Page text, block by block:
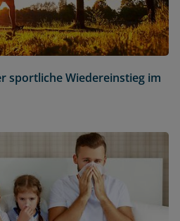
sportliche Wiedereinstieg im